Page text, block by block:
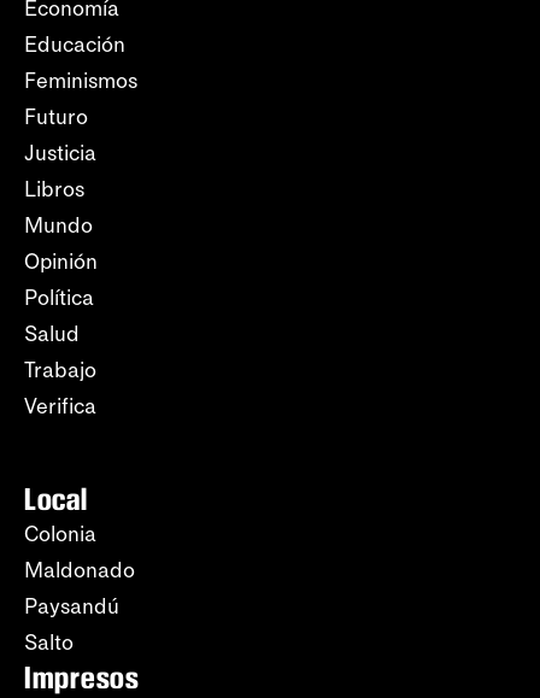
Economía
Educación
Feminismos
Futuro
Justicia
Libros
Mundo
Opinión
Política
Salud
Trabajo
Verifica
Local
Colonia
Maldonado
Paysandú
Salto
Impresos